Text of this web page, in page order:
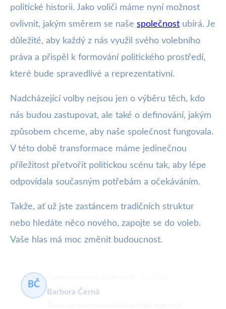
politické historii. Jako voliči máme nyní možnost
ovlivnit, jakým směrem se naše společnost ubírá. Je
důležité, aby každý z nás využil svého volebního
práva a přispěl k formování politického prostředí,
které bude spravedlivé a reprezentativní.
Nadcházející volby nejsou jen o výběru těch, kdo
nás budou zastupovat, ale také o definování, jakým
způsobem chceme, aby naše společnost fungovala.
V této době transformace máme jedinečnou
příležitost přetvořit politickou scénu tak, aby lépe
odpovídala současným potřebám a očekáváním.
Takže, ať už jste zastáncem tradičních struktur
nebo hledáte něco nového, zapojte se do voleb.
Vaše hlas má moc změnit budoucnost.
BČ
Barbora Černá